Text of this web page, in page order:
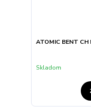
ATOMIC BENT CH
Skladom